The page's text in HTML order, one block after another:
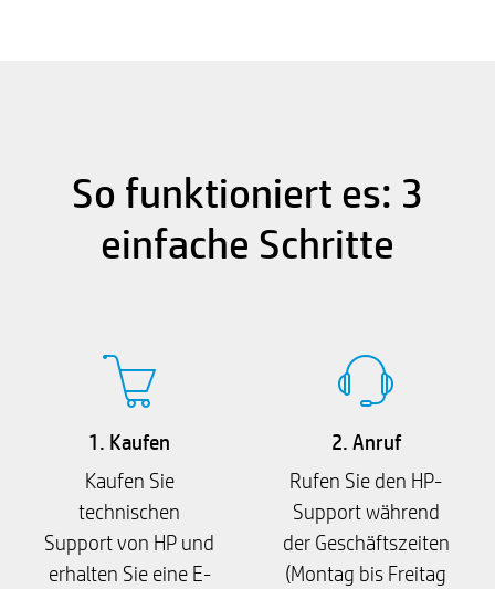
So funktioniert es: 3
einfache Schritte
1. Kaufen
Kaufen Sie
technischen
Support von HP und
erhalten Sie eine E-
2. Anruf
Rufen Sie den HP-
Support während
der Geschäftszeiten
(Montag bis Freitag